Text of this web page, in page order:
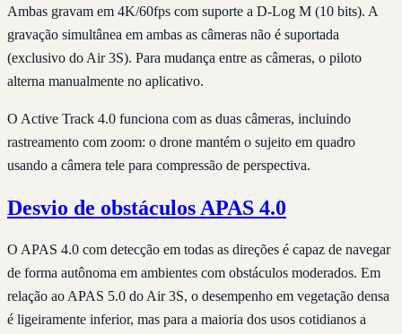
Ambas gravam em 4K/60fps com suporte a D-Log M (10 bits). A
gravação simultânea em ambas as câmeras não é suportada
(exclusivo do Air 3S). Para mudança entre as câmeras, o piloto
alterna manualmente no aplicativo.
O Active Track 4.0 funciona com as duas câmeras, incluindo
rastreamento com zoom: o drone mantém o sujeito em quadro
usando a câmera tele para compressão de perspectiva.
Desvio de obstáculos APAS 4.0
O APAS 4.0 com detecção em todas as direções é capaz de navegar
de forma autônoma em ambientes com obstáculos moderados. Em
relação ao APAS 5.0 do Air 3S, o desempenho em vegetação densa
é ligeiramente inferior, mas para a maioria dos usos cotidianos a